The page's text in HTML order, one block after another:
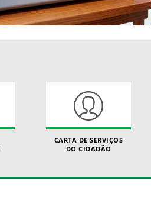
CARTA DE SERVIÇOS
DO CIDADÃO